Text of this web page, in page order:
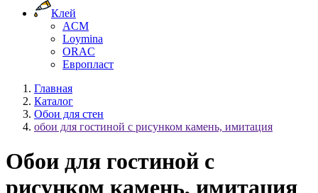
Клей
ACM
Loymina
ORAC
Европласт
Главная
Каталог
Обои для стен
обои для гостиной с рисунком камень, имитация
Обои для гостиной с
рисунком камень, имитация